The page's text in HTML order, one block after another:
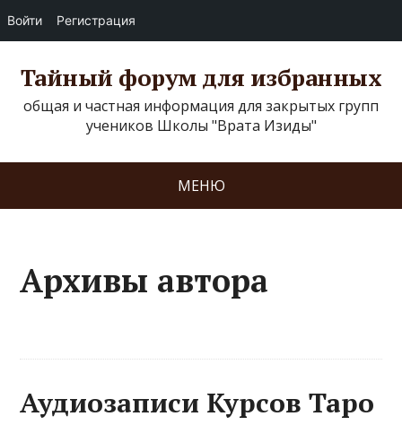
Войти Регистрация
Тайный форум для избранных
общая и частная информация для закрытых групп
учеников Школы "Врата Изиды"
МЕНЮ
Архивы автора
Аудиозаписи Курсов Таро